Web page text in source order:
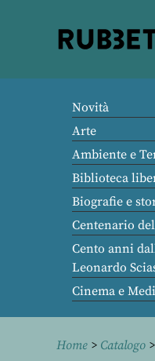
Novità
Arte
Ambiente e
Biblioteca
Biografie e
Centenario
Cento anni
Leonardo
Cinema e
Home > Catalogo